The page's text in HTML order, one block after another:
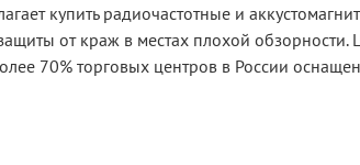
купить радиочастотные и
от краж в местах плохой
70% торговых центров в России